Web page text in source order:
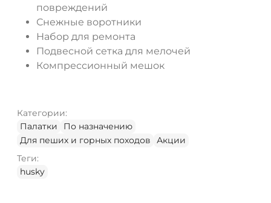
повреждений
Снежные воротники
Набор для ремонта
Подвесной сетка для мелочей
Компрессионный мешок
Категории:
Палатки
По назначению
Для пеших и горных походов
Акции
Теги:
husky